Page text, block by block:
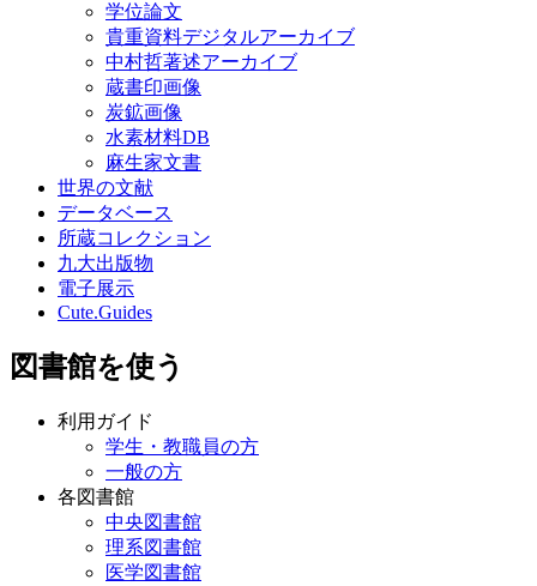
学位論文
貴重資料デジタルアーカイブ
中村哲著述アーカイブ
蔵書印画像
炭鉱画像
水素材料DB
麻生家文書
世界の文献
データベース
所蔵コレクション
九大出版物
電子展示
Cute.Guides
図書館を使う
利用ガイド
学生・教職員の方
一般の方
各図書館
中央図書館
理系図書館
医学図書館